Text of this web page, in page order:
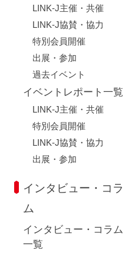
LINK-J主催・共催
LINK-J協賛・協力
特別会員開催
出展・参加
過去イベント
イベントレポート一覧
LINK-J主催・共催
特別会員開催
LINK-J協賛・協力
出展・参加
インタビュー・コラ
ム
インタビュー・コラム
一覧